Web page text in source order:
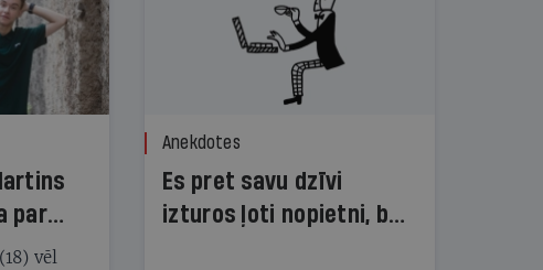
par
vēl
Anekdotes
Es pret savu dzīvi
izturos ļoti nopietni, bet